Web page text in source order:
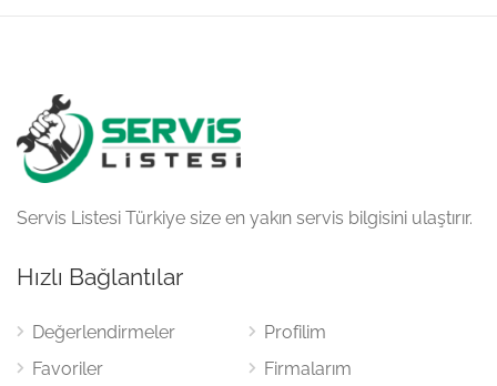
Servis Listesi Türkiye size en yakın servis bilgisini ulaştırır.
Hızlı Bağlantılar
Değerlendirmeler
Favoriler
Profilim
Firmalarım